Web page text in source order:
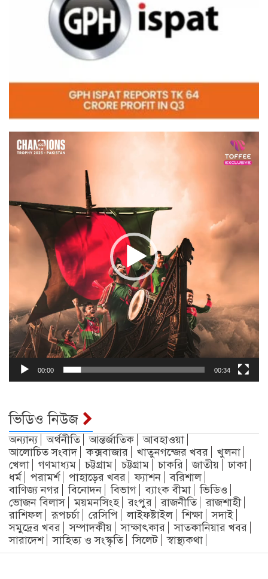
Video
Player
00:00 00:34
ভিডিও নিউজ
অন্যান্য অর্থনীতি আন্তর্জাতিক
আবহাওয়া
আলোচিত সংবাদ
কক্সবাজার খাতুনগন্জের খবর
খুলনা
খেলা
গণমাধ্যম চট্টগ্রাম চট্টগ্রাম চাকরি জাতীয়
ঢাকা
ধর্ম
পরামর্শ পাহাড়ের খবর ফ্যাশন
বরিশাল
বাণিজ্য নগর
বিনোদন বিভাগ ব্যাংক বীমা
ভিডিও
ভোজন বিলাস
ময়মনসিংহ রংপুর রাজনীতি
রাজশাহী
রাশিফল
রূপচর্চা রেসিপি লাইফষ্টাইল শিক্ষা
সদাই
সমুদ্রের খবর
সম্পাদকীয় সাক্ষাৎকার
সাতকানিয়ার খবর
সারাদেশ
সাহিত্য ও সংস্কৃতি সিলেট স্বাস্থ্যকথা